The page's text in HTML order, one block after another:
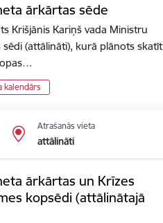
ārkārtas sēde
Krišjānis Kariņš vada Ministru
(attālināti), kurā plānots skatīt
kalendārs
Atrašanās vieta
attālināti
ārkārtas un Krīzes
kopsēdi (attālinātajā